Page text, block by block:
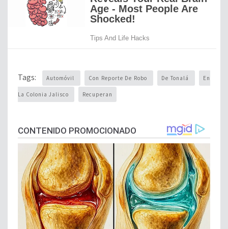
Tags: Automóvil Con Reporte De Robo De Tonalá En
La Colonia Jalisco Recuperan
CONTENIDO PROMOCIONADO